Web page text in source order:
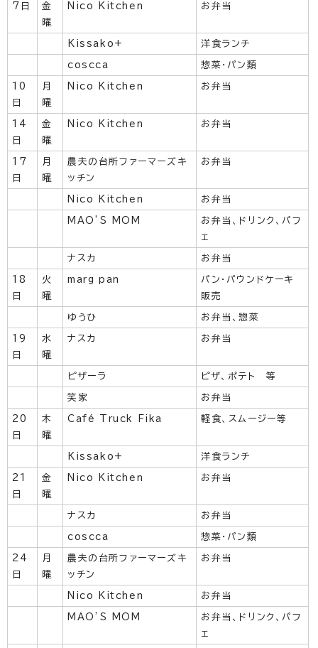
7日
金
曜
Nico Kitchen お弁当
Kissako+ 洋食ランチ
coscca 惣菜・パン類
10
日
月
曜
Nico Kitchen お弁当
14
日
金
曜
Nico Kitchen お弁当
17
日
月
曜
農夫の台所ファーマーズキ
ッチン
お弁当
Nico Kitchen お弁当
MAO’S MOM
お弁当、ドリンク、パフ
ェ
ナスカ お弁当
18
日
火
曜
marg pan
パン・パウンドケーキ
販売
ゆうひ お弁当、惣菜
19
日
水
曜
ナスカ お弁当
ピザーラ ピザ、ポテト 等
笑家 お弁当
20
日
木
曜
Café Truck Fika 軽食、スムージー等
Kissako+ 洋食ランチ
21
日
金
曜
Nico Kitchen お弁当
ナスカ お弁当
coscca 惣菜・パン類
24
日
月
曜
農夫の台所ファーマーズキ
ッチン
お弁当
Nico Kitchen お弁当
MAO’S MOM
お弁当、ドリンク、パフ
ェ